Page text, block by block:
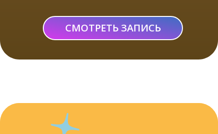
СМОТРЕТЬ ЗАПИСЬ